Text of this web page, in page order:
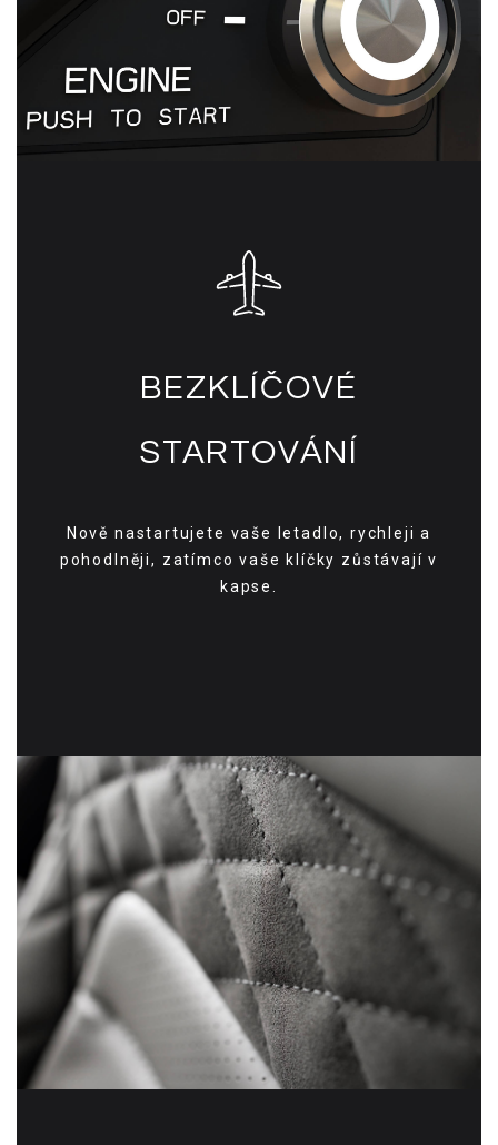
BEZKLÍČOVÉ
STARTOVÁNÍ
Nově nastartujete vaše letadlo, rychleji a
pohodlněji, zatímco vaše klíčky zůstávají v
kapse.